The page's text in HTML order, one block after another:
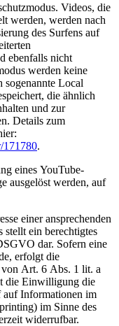
Videos, die
werden, werden nach
des Surfens auf
ebenfalls nicht
werden keine
sogenannte Local
die ähnlich
und zur
Details zum
171780.
eines YouTube-
ausgelöst werden, auf
einer ansprechenden
ein berechtigtes
dar. Sofern eine
erfolgt die
von Art. 6 Abs. 1 lit. a
die Einwilligung die
auf Informationen im
im Sinne des
widerrufbar.